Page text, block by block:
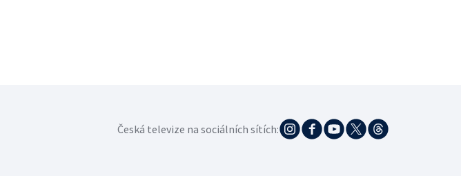
Česká televize na sociálních sítích: